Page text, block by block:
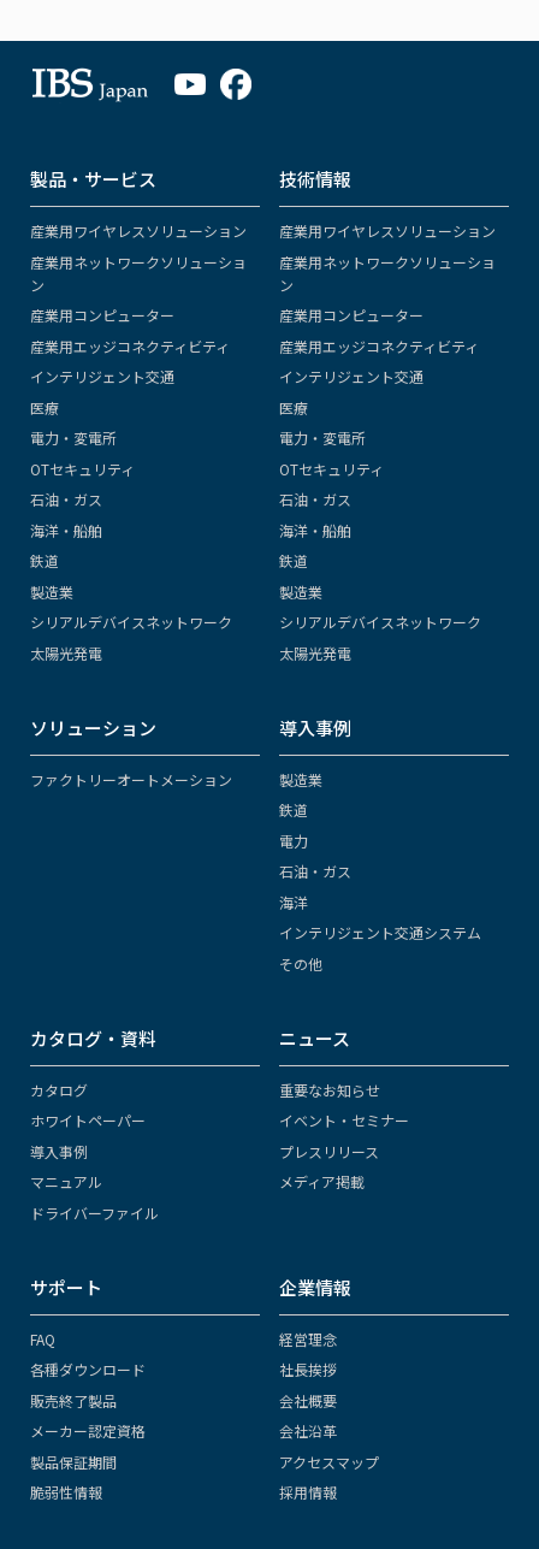
製品・サービス
産業用ワイヤレスソリューション
産業用ネットワークソリューショ
ン
産業用コンピューター
産業用エッジコネクティビティ
インテリジェント交通
医療
電力・変電所
OTセキュリティ
石油・ガス
海洋・船舶
鉄道
製造業
シリアルデバイスネットワーク
太陽光発電
技術情報
産業用ワイヤレスソリューション
産業用ネットワークソリューショ
ン
産業用コンピューター
産業用エッジコネクティビティ
インテリジェント交通
医療
電力・変電所
OTセキュリティ
石油・ガス
海洋・船舶
鉄道
製造業
シリアルデバイスネットワーク
太陽光発電
ソリューション
ファクトリーオートメーション
導入事例
製造業
鉄道
電力
石油・ガス
海洋
インテリジェント交通システム
その他
カタログ・資料
カタログ
ホワイトペーパー
導入事例
マニュアル
ドライバーファイル
ニュース
重要なお知らせ
イベント・セミナー
プレスリリース
メディア掲載
サポート
FAQ
各種ダウンロード
販売終了製品
メーカー認定資格
製品保証期間
脆弱性情報
企業情報
経営理念
社長挨拶
会社概要
会社沿革
アクセスマップ
採用情報